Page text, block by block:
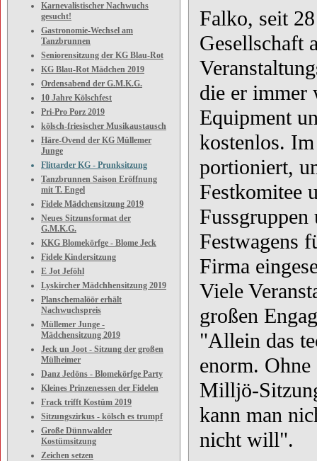
Karnevalistischer Nachwuchs
gesucht!
Gastronomie-Wechsel am
Tanzbrunnen
Seniorensitzung der KG Blau-Rot
KG Blau-Rot Mädchen 2019
Ordensabend der G.M.K.G.
10 Jahre Kölschfest
Pri-Pro Porz 2019
kölsch-friesischer Musikaustausch
Häre-Ovend der KG Müllemer
Junge
Flittarder KG - Prunksitzung
Tanzbrunnen Saison Eröffnung
mit T. Engel
Fidele Mädchensitzung 2019
Neues Sitzunsformat der
G.M.K.G.
KKG Blomekörfge - Blome Jeck
Fidele Kindersitzung
E Jot Jeföhl
Lyskircher Mädchhensitzung 2019
Planschemalöör erhält
Nachwuchspreis
Müllemer Junge -
Mädchensitzung 2019
Jeck un Joot - Sitzung der großen
Mülheimer
Danz Jedöns - Blomekörfge Party
Kleines Prinzenessen der Fidelen
Frack trifft Kostüm 2019
Sitzungszirkus - kölsch es trumpf
Große Dünnwalder
Kostümsitzung
Zeichen setzen
Falko, seit
Gesellschaft
die er immer
Equipment
kostenlos.
portioniert,
Festkomitee
Fussgruppen
Festwagens
Firma
Viele
großen
"Allein das
enorm.
Milljö-
kann man
nicht will".